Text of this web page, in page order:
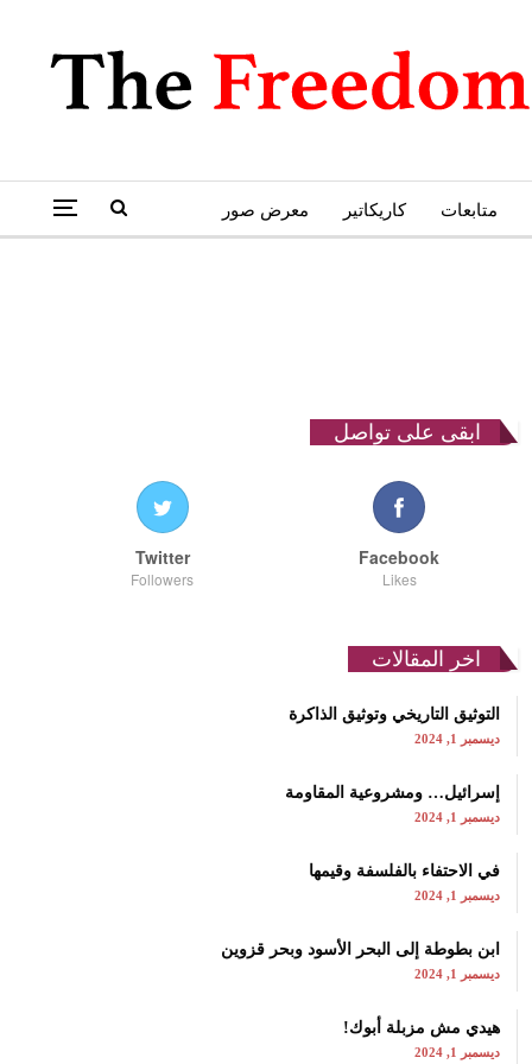
متابعات كاريكاتير معرض صور
ابقى على تواصل
Facebook
Likes
Twitter
Followers
اخر المقالات
التوثيق التاريخي وتوثيق الذاكرة
ديسمبر 1, 2024
إسرائيل… ومشروعية المقاومة
ديسمبر 1, 2024
في الاحتفاء بالفلسفة وقيمها
ديسمبر 1, 2024
ابن بطوطة إلى البحر الأسود وبحر قزوين
ديسمبر 1, 2024
هيدي مش مزبلة أبوك!
ديسمبر 1, 2024